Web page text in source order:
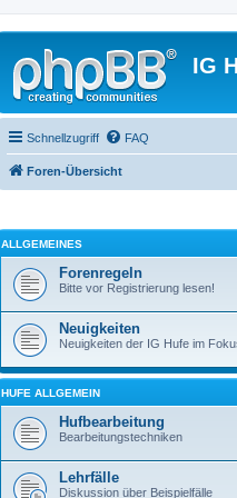
IG
Schnellzugriff FAQ
Foren-Übersicht
ALLGEMEINES
Forenregeln
Bitte vor Registrierung lesen!
Neuigkeiten
Neuigkeiten der IG Hufe im
HUFE ALLGEMEIN
Hufbearbeitung
Bearbeitungstechniken
Lehrfälle
Diskussion über Beispielfälle